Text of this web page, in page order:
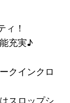
！
充実♪
クインクロ
スロップシ